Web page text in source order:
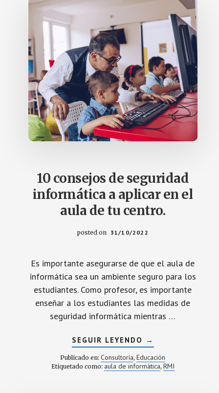
de
inteligencia
artificial.
para
mejorar
su
productividad
y
atender
de
manera
necesidades
educativas.
10 consejos de seguridad
informática a aplicar en el
aula de tu centro.
posted on 31/10/2022
Es importante asegurarse de que el aula de
informática sea un ambiente seguro para los
estudiantes. Como profesor, es importante
enseñar a los estudiantes las medidas de
seguridad informática mientras …
SEGUIR LEYENDO ACERCA
DE
10
CONSEJOS
DE
→
Publicado en:Consultoría, Educación
Etiquetado como: aula de informática, RMI